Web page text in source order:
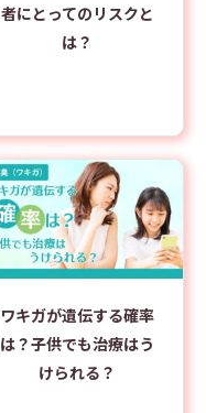
者にとってのリスクと
は？
ワキガが遺伝する確率
は？子供でも治療はう
けられる？